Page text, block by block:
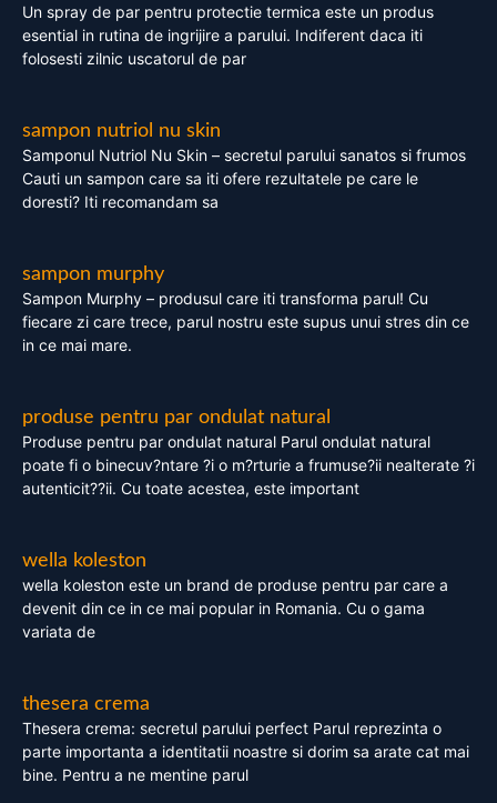
Un spray de par pentru protectie termica este un produs
esential in rutina de ingrijire a parului. Indiferent daca iti
folosesti zilnic uscatorul de par
sampon nutriol nu skin
Samponul Nutriol Nu Skin – secretul parului sanatos si frumos
Cauti un sampon care sa iti ofere rezultatele pe care le
doresti? Iti recomandam sa
sampon murphy
Sampon Murphy – produsul care iti transforma parul! Cu
fiecare zi care trece, parul nostru este supus unui stres din ce
in ce mai mare.
produse pentru par ondulat natural
Produse pentru par ondulat natural Parul ondulat natural
poate fi o binecuv?ntare ?i o m?rturie a frumuse?ii nealterate ?i
autenticit??ii. Cu toate acestea, este important
wella koleston
wella koleston este un brand de produse pentru par care a
devenit din ce in ce mai popular in Romania. Cu o gama
variata de
thesera crema
Thesera crema: secretul parului perfect Parul reprezinta o
parte importanta a identitatii noastre si dorim sa arate cat mai
bine. Pentru a ne mentine parul